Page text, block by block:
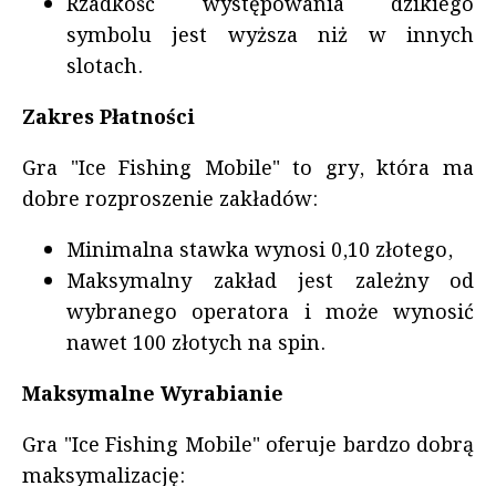
symbolu jest wyższa niż w innych
slotach.
Zakres Płatności
Gra "Ice Fishing Mobile" to gry, która ma
dobre rozproszenie zakładów:
Minimalna stawka wynosi 0,10 złotego,
Maksymalny zakład jest zależny od
wybranego operatora i może wynosić
nawet 100 złotych na spin.
Maksymalne Wyrabianie
Gra "Ice Fishing Mobile" oferuje bardzo dobrą
maksymalizację: